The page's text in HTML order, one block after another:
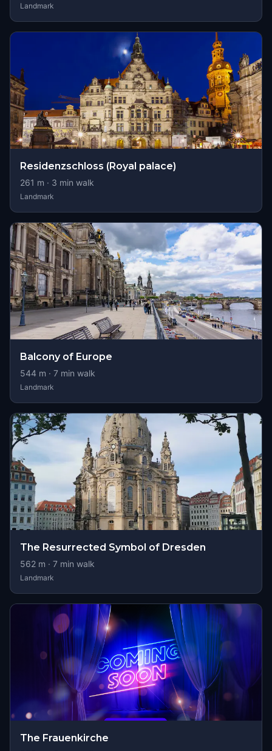
Landmark
Residenzschloss (Royal palace)
261 m · 3 min walk
Landmark
Balcony of Europe
544 m · 7 min walk
Landmark
The Resurrected Symbol of Dresden
562 m · 7 min walk
Landmark
The Frauenkirche